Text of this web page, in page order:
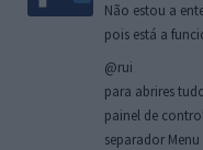
Não estou a
pois está a
@rui
para abrires
painel de
separador